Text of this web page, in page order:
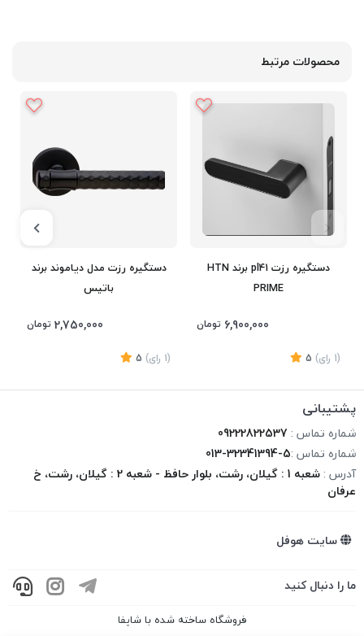
محصولات مرتبط
دستگیره رزت pl41 برند HTN
PRIME
6,900,000 تومان
(1 رای)
5
دستگیره رزت مدل دیاموند برند
باتیس
2,750,000 تومان
(1 رای)
5
پشتیبانی
شماره تماس : 09222822537
شماره تماس :013-32341394-5
آدرس :
شعبه 1 : گیلان، رشت، بلوار حافظ - شعبه 2 : گیلان، رشت، خ
عرفان
سایت هوفل
ما را دنبال کنید
فروشگاه ساخته شده با شاپفا